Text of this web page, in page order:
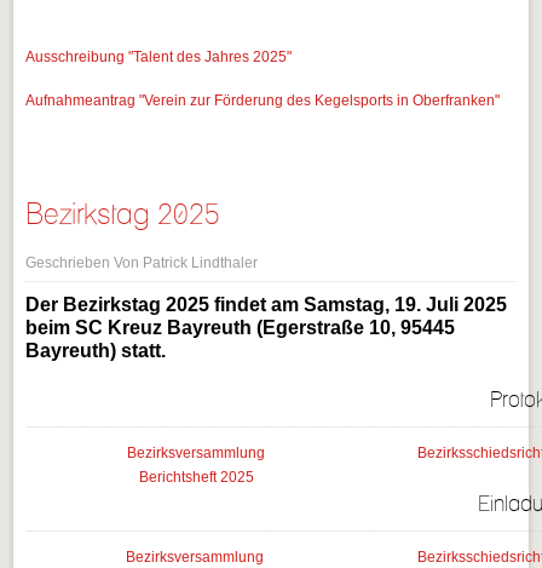
Ausschreibung "Talent des Jahres 2025"
Aufnahmeantrag "Verein zur Förderung des Kegelsports in Oberfranken"
Bezirkstag 2025
Geschrieben Von Patrick Lindthaler
Der Bezirkstag 2025 findet am Samstag, 19. Juli 2025
beim SC Kreuz Bayreuth (Egerstraße 10, 95445
Bayreuth) statt.
Bezirksversammlung
Berichtsheft 2025
Bezirksversammlung